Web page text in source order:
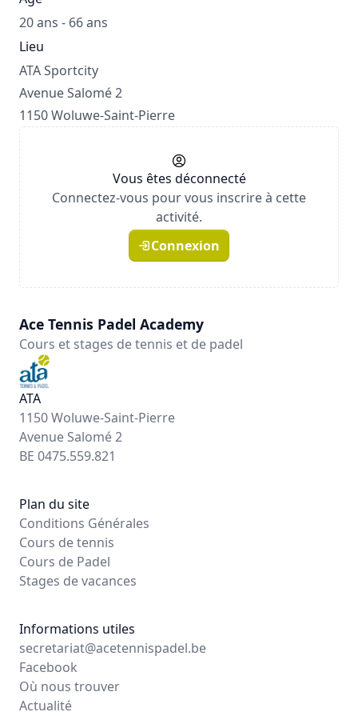
20 ans - 66 ans
Lieu
ATA Sportcity
Avenue Salomé 2
1150 Woluwe-Saint-Pierre
Vous êtes déconnecté
Connectez-vous pour vous inscrire à cette
activité.
Connexion
Ace Tennis Padel Academy
Cours et stages de tennis et de padel
ATA
1150 Woluwe-Saint-Pierre
Avenue Salomé 2
BE 0475.559.821
Plan du site
Conditions Générales
Cours de tennis
Cours de Padel
Stages de vacances
Informations utiles
secretariat@acetennispadel.be
Facebook
Où nous trouver
Actualité